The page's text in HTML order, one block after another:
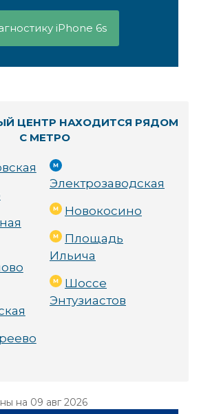
iPhone 6s
ЦЕНТР НАХОДИТСЯ РЯДОМ
С МЕТРО
Электрозаводская
Новокосино
Площадь
Ильича
Шоссе
Энтузиастов
на 09 авг 2026